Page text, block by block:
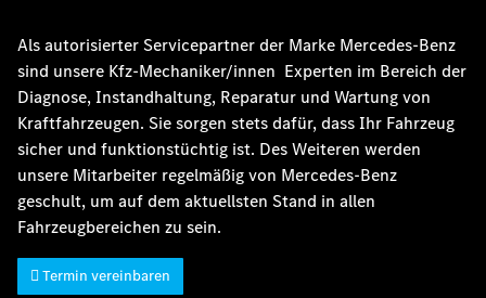
Als autorisierter Servicepartner der Marke Mercedes-Benz
sind unsere Kfz-Mechaniker/innen Experten im Bereich der
Diagnose, Instandhaltung, Reparatur und Wartung von
Kraftfahrzeugen. Sie sorgen stets dafür, dass Ihr Fahrzeug
sicher und funktionstüchtig ist. Des Weiteren werden
unsere Mitarbeiter regelmäßig von Mercedes-Benz
geschult, um auf dem aktuellsten Stand in allen
Fahrzeugbereichen zu sein.
Termin vereinbaren